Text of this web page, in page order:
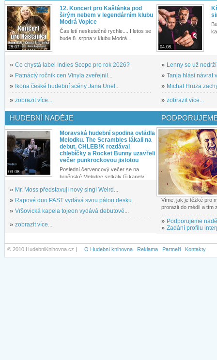
28.07.
12. Koncert pro Kaštánka pod
širým nebem v legendárním klubu
Modrá Vopice
Čas letí neskutečně rychle.... I letos se
bude 8. srpna v klubu Modrá...
» Co chystá label Indies Scope pro rok 2026?
» Patnáctý ročník cen Vinyla zveřejnil...
»
Ikona české hudební scény Jana Uriel...
» zobrazit více...
04.08.
» Lenny se už
» Tanja hlásí návrat
» Michal Hrůza
» zobrazit více...
HUDEBNÍ NADĚJE
03.08.
Moravská hudební spodina ovládla
Melodku. The Scrambles lákali na
debut, CHLEB!K rozdával
chlebíčky a Rocket Bunny uzavřeli
večer punkrockovou jistotou
Poslední červencový večer se na
brněnské Melodce setkaly tři kapely...
» Mr. Moss představují nový singl Weird...
» Rapové duo PAST vydává svou pátou desku...
» Vršovická kapela tojeon vydává debutové...
» zobrazit více...
Víme, jak je těžké pro
prorazit do médií a tím
» Podporujeme
» Zadání profilu
© 2010 HudebniKnihovna.cz | O Hudební knihovna Reklama Partneři Kontakty